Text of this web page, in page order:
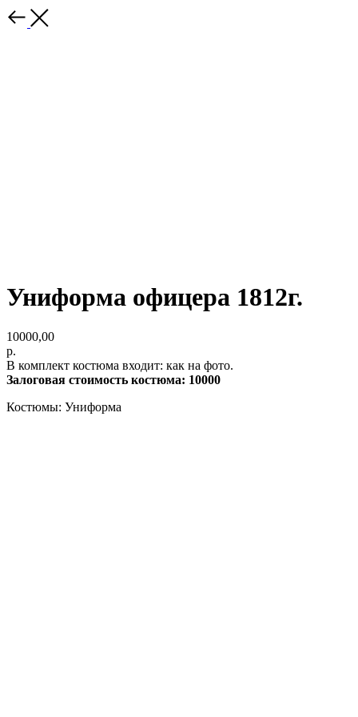
Униформа офицера 1812г.
10000,00
р.
В комплект костюма входит: как на фото.
Залоговая стоимость костюма: 10000
Костюмы: Униформа